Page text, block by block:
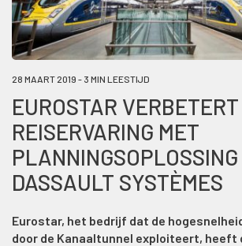
28 MAART 2019 - 3 MIN LEESTIJD
EUROSTAR VERBETERT
REISERVARING MET
PLANNINGSOPLOSSING
DASSAULT SYSTÈMES
Eurostar, het bedrijf dat de
door de Kanaaltunnel exploiteert, heeft